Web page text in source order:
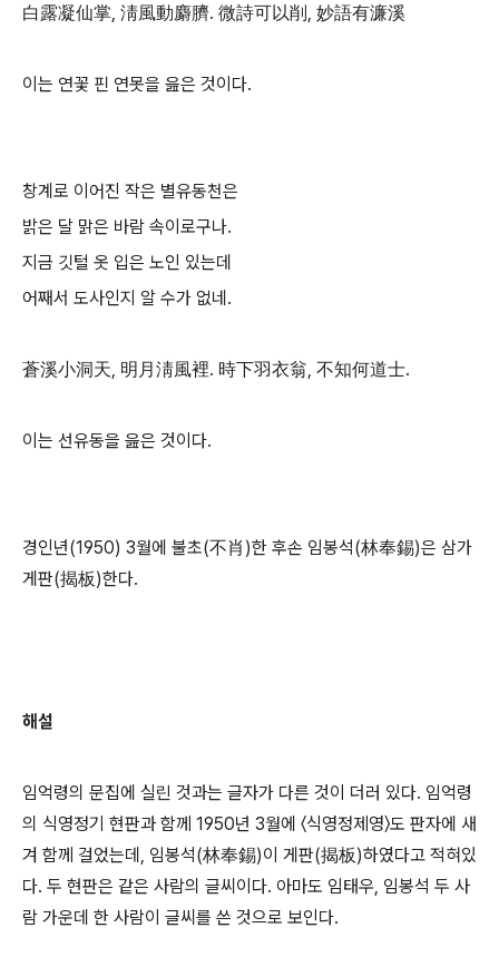
白露凝仙掌, 淸風動麝臍. 微詩可以削, 妙語有濂溪
이는 연꽃 핀 연못을 읊은 것이다.
창계로 이어진 작은 별유동천은
밝은 달 맑은 바람 속이로구나.
지금 깃털 옷 입은 노인 있는데
어째서 도사인지 알 수가 없네.
蒼溪小洞天, 明月淸風裡. 時下羽衣翁, 不知何道士.
이는 선유동을 읊은 것이다.
경인년(1950) 3월에 불초(不肖)한 후손 임봉석(林奉錫)은 삼가
게판(揭板)한다.
해설
임억령의 문집에 실린 것과는 글자가 다른 것이 더러 있다. 임억령
의 식영정기 현판과 함께 1950년 3월에 〈식영정제영〉도 판자에 새
겨 함께 걸었는데, 임봉석(林奉錫)이 게판(揭板)하였다고 적혀있
다. 두 현판은 같은 사람의 글씨이다. 아마도 임태우, 임봉석 두 사
람 가운데 한 사람이 글씨를 쓴 것으로 보인다.